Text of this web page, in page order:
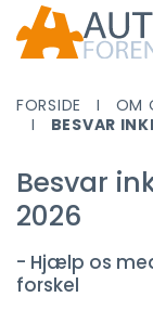
FORSIDE OM
BESVAR
Besvar
2026
- Hjælp os
forskel